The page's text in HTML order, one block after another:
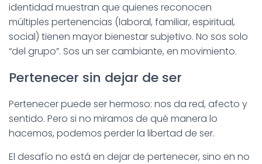
identidad muestran que quienes reconocen
múltiples pertenencias (laboral, familiar, espiritual,
social) tienen mayor bienestar subjetivo. No sos solo
“del grupo”. Sos un ser cambiante, en movimiento.
Pertenecer sin dejar de ser
Pertenecer puede ser hermoso: nos da red, afecto y
sentido. Pero si no miramos de qué manera lo
hacemos, podemos perder la libertad de ser.
El desafío no está en dejar de pertenecer, sino en no